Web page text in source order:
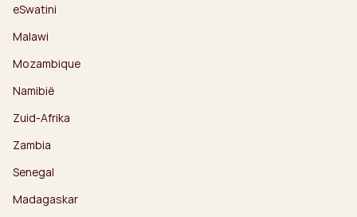
eSwatini
Malawi
Mozambique
Namibië
Zuid-Afrika
Zambia
Senegal
Madagaskar